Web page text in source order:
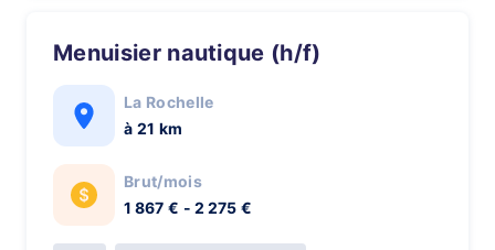
Menuisier nautique (h/f)
La Rochelle
à 21 km
Brut/mois
1 867 € - 2 275 €